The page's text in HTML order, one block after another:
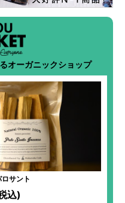
オーガニックショップ
サント
込)